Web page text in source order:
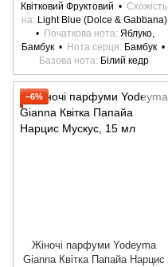
Квітковий Фруктовий
Схожість
на
Light Blue (Dolce & Gabbana)
Початкова нота Яблуко,
Бамбук
Нота серця
Бамбук
Базова нота Білий кедр
−6%
Жіночі парфуми Yodeyma
Gianna Квітка Папайа Нарцис